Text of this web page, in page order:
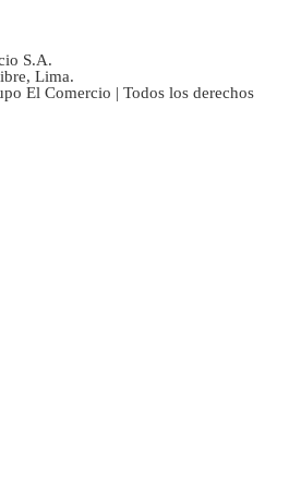
S.A.
Lima.
El Comercio | Todos los derechos